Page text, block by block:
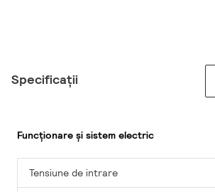
Specificații
Funcționare și sistem electric
Tensiune de intrare